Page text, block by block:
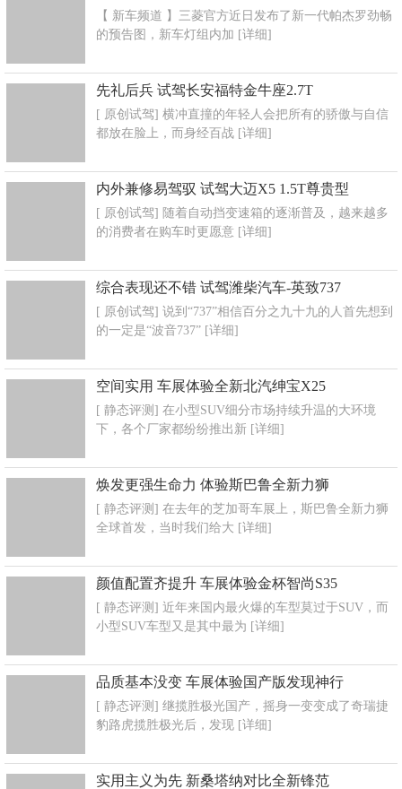
【 新车频道 】三菱官方近日发布了新一代帕杰罗劲畅
的预告图，新车灯组内加 [详细]
先礼后兵 试驾长安福特金牛座2.7T
[ 原创试驾] 横冲直撞的年轻人会把所有的骄傲与自信
都放在脸上，而身经百战 [详细]
内外兼修易驾驭 试驾大迈X5 1.5T尊贵型
[ 原创试驾] 随着自动挡变速箱的逐渐普及，越来越多
的消费者在购车时更愿意 [详细]
综合表现还不错 试驾潍柴汽车-英致737
[ 原创试驾] 说到“737”相信百分之九十九的人首先想到
的一定是“波音737” [详细]
空间实用 车展体验全新北汽绅宝X25
[ 静态评测] 在小型SUV细分市场持续升温的大环境
下，各个厂家都纷纷推出新 [详细]
焕发更强生命力 体验斯巴鲁全新力狮
[ 静态评测] 在去年的芝加哥车展上，斯巴鲁全新力狮
全球首发，当时我们给大 [详细]
颜值配置齐提升 车展体验金杯智尚S35
[ 静态评测] 近年来国内最火爆的车型莫过于SUV，而
小型SUV车型又是其中最为 [详细]
品质基本没变 车展体验国产版发现神行
[ 静态评测] 继揽胜极光国产，摇身一变变成了奇瑞捷
豹路虎揽胜极光后，发现 [详细]
实用主义为先 新桑塔纳对比全新锋范